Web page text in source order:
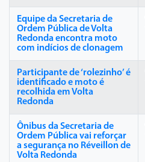
Equipe da Secretaria de
Ordem Pública de Volta
Redonda encontra moto
com indícios de clonagem
Participante de ‘rolezinho’ é
identificado e moto é
recolhida em Volta
Redonda
Ônibus da Secretaria de
Ordem Pública vai reforçar
a segurança no Réveillon de
Volta Redonda